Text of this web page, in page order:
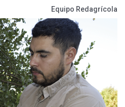
Equipo Redagrícola